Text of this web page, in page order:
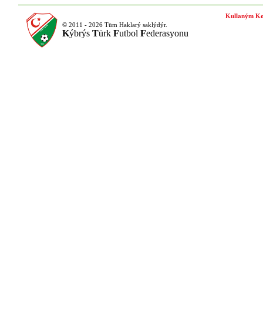
© 2011 - 2026 Tüm Haklarý saklýdýr.
Kýbrýs Türk Futbol Federasyonu
Kullaným